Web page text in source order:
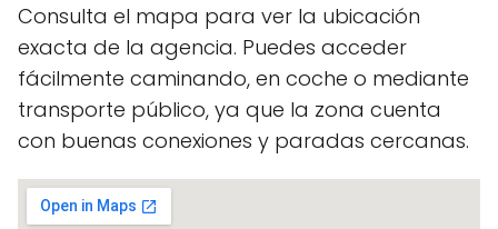
Consulta el mapa para ver la ubicación
exacta de la agencia. Puedes acceder
fácilmente caminando, en coche o mediante
transporte público, ya que la zona cuenta
con buenas conexiones y paradas cercanas.